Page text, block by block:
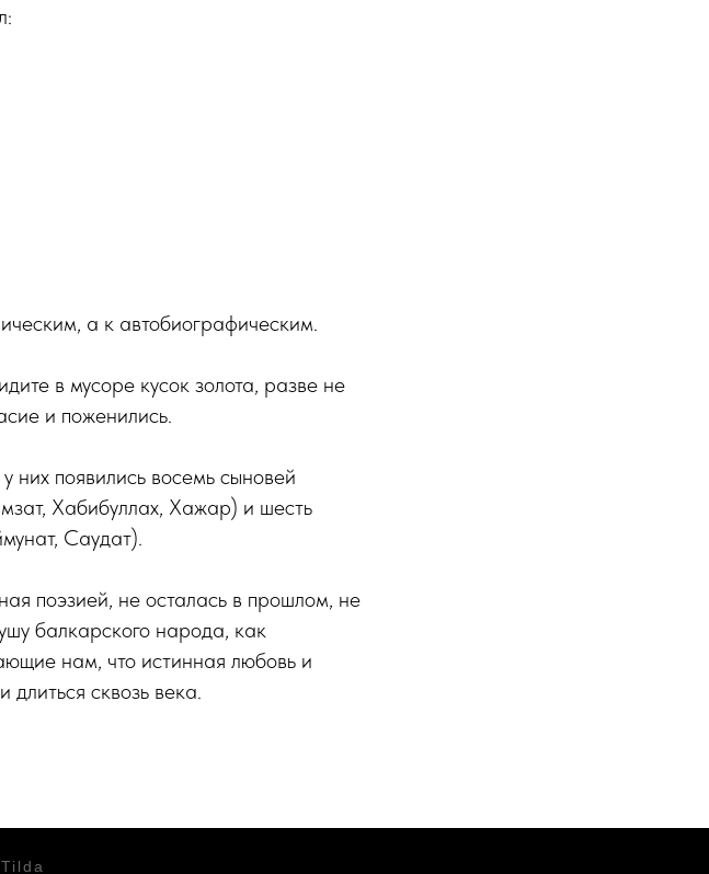
а к автобиографическим.
в мусоре кусок золота, разве не
и поженились.
них появились восемь сыновей
Хабибуллах, Хажар) и шесть
Саудат).
поэзией, не осталась в прошлом, не
балкарского народа, как
нам, что истинная любовь и
сквозь века.
Tilda